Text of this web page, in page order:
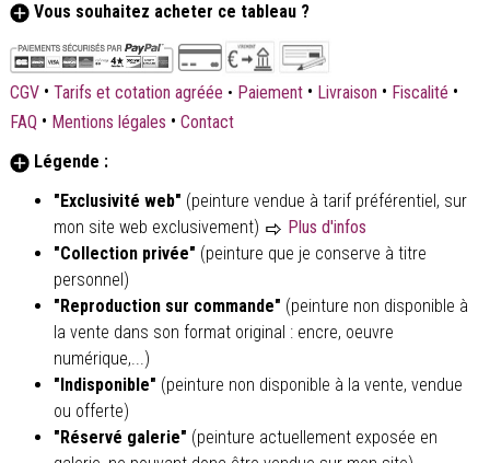
Vous souhaitez acheter ce tableau ?
CGV • Tarifs et cotation agréée • Paiement • Livraison • Fiscalité •
FAQ • Mentions légales • Contact
Légende :
"Exclusivité web" (peinture vendue à tarif préférentiel, sur
mon site web exclusivement)
Plus d'infos
"Collection privée" (peinture que je conserve à titre
personnel)
"Reproduction sur commande" (peinture non disponible à
la vente dans son format original : encre, oeuvre
numérique,...)
"Indisponible" (peinture non disponible à la vente, vendue
ou offerte)
"Réservé galerie" (peinture actuellement exposée en